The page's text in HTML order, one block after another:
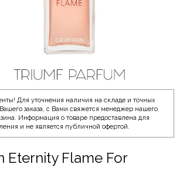
Для уточнения наличия на складе и точных
заказа, с Вами свяжется менеджер нашего
Информация о товаре предоставлена для
и не является публичной офертой.
Eternity Flame For